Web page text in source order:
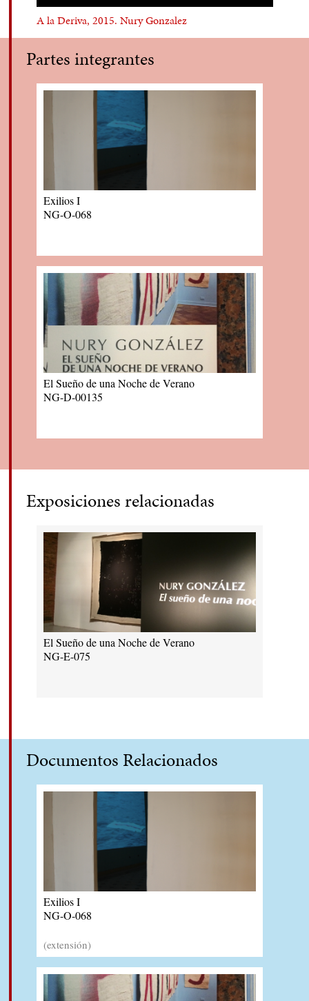
A la Deriva, 2015. Nury Gonzalez
Partes integrantes
Exilios I
NG-O-068
El Sueño de una Noche de Verano
NG-D-00135
Exposiciones relacionadas
El Sueño de una Noche de Verano
NG-E-075
Documentos Relacionados
Exilios I
NG-O-068
(extensión)